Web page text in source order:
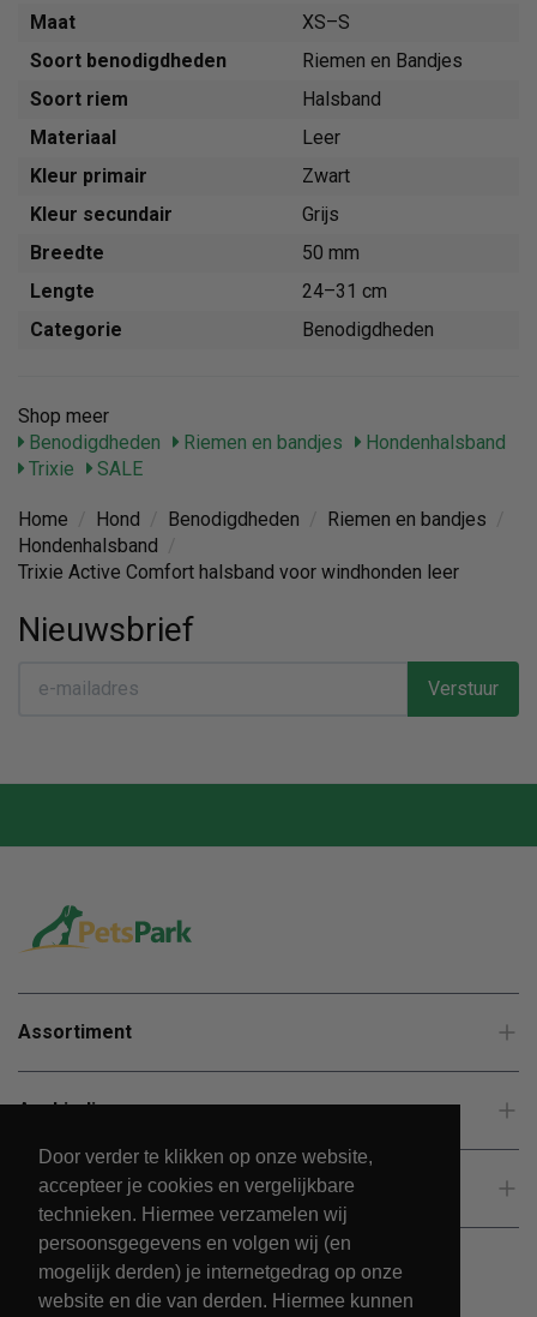
Door verder te klikken op onze website,
accepteer je cookies en vergelijkbare
technieken. Hiermee verzamelen wij
persoonsgegevens en volgen wij (en
mogelijk derden) je internetgedrag op onze
website en die van derden. Hiermee kunnen
Maat
XS–S
Soort benodigdheden
Riemen en Bandjes
Soort riem
Halsband
Materiaal
Leer
Kleur primair
Zwart
Kleur secundair
Grijs
Breedte
50 mm
Lengte
24–31 cm
Categorie
Benodigdheden
Shop meer
Benodigdheden
Riemen en bandjes
Hondenhalsband
Trixie
SALE
Home Hond Benodigdheden Riemen en bandjes
Hondenhalsband
Trixie Active Comfort halsband voor windhonden leer
Nieuwsbrief
Verstuur
Assortiment
Aanbiedingen
Klantenservice